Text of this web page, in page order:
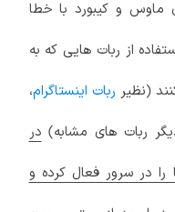
و کیبورد با خطا
از ربات هایی که به
(نظیر ربات اینستاگرام،
ربات های مشابه) در
را در سرور فعال کرده و